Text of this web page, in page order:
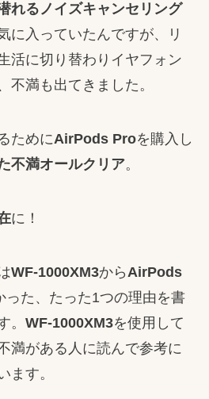
れるノイズキャンセリング
に入っていたんですが、リ
活に切り替わりイヤフォン
不満も出てきました。
ためにAirPods Proを購入し
不満オールクリア。
に！
WF-1000XM3から AirPods
った、たった1つの理由を書
。 WF-1000XM3を使用して
満がある人に読んで参考に
ます。